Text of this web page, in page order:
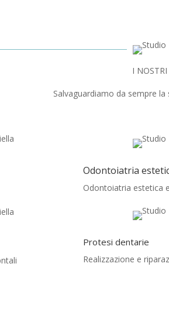
I NOSTRI
Salvaguardiamo da sempre
Odontoiatria
Odontoiatria estetica
Protesi dentarie
Realizzazione e